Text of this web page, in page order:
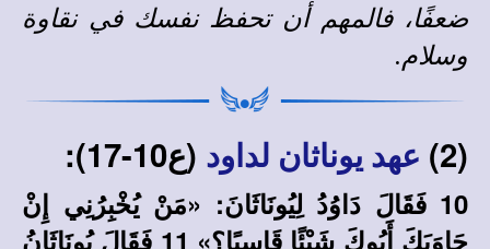
ضعفًا، فالمهم أن تحفظ نفسك في نقاوة
وسلام.
(2) عهد يوناثان لداود (ع10-17):
10 فَقَالَ دَاوُدُ لِيُونَاثَانَ: «مَنْ يُخْبِرُنِي إِنْ
جَاوَبَكَ أَبُوكَ شَيْئًا قَاسِيًا؟» 11 فَقَالَ يُونَاثَانُ